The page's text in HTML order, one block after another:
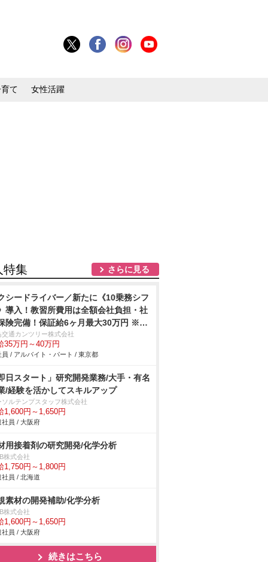
て 女性活躍
特集 さらに見る
シードライバー／新たに《10乗務シフ
導入！教習所費用は全額会社負担・社
険完備！保証給6ヶ月最大30万円 ※社
定あり飛鳥軍資金制度最大28万5千円
！ノルマなし 地域密着型の会社で
！「町田市内最大規模を誇る無線配車
数！！」安定した収入と充実した仕事量
げる環境です。 基本給の高さも魅力で
《月給40万円以上》の乗務員複数活躍
！現在70歳の乗務員も元気に活躍中！
交通カンツリー株式会社
35万円～40万円
員 / アルバイト・パート / 東京都
即日スタート」研究開発業務/大手・有名
/経験を活かしてスキルアップ
ソルテンプスタッフ株式会社
1,600円～1,650円
社員 / 大阪府
用接着剤の研究開発/化学分析
株式会社
1,750円～1,800円
社員 / 北海道
素材の開発補助/化学分析
株式会社
1,600円～1,650円
社員 / 大阪府
続きはこちら